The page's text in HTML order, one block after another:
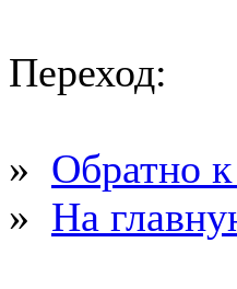
Переход:
» Обратно к
» На